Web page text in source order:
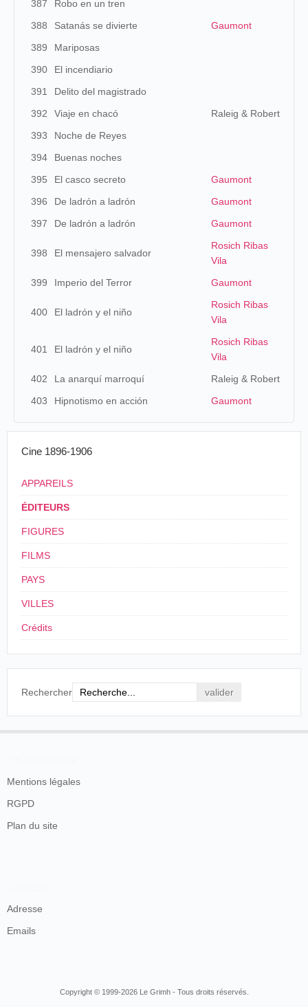
387
Robo en un tren
388
Satanás se divierte
Gaumont
389
Mariposas
390
El incendiario
391
Delito del magistrado
392
Viaje en chacó
Raleig & Robert
393
Noche de Reyes
394
Buenas noches
395
El casco secreto
Gaumont
396
De ladrón a ladrón
Gaumont
397
De ladrón a ladrón Gaumont
398 El mensajero salvador
Rosich Ribas
Vila
399
Imperio del Terror Gaumont
400 El ladrón y el niño
Rosich Ribas
Vila
401 El ladrón y el niño
Rosich Ribas
Vila
402
La anarquí marroquí
Raleig & Robert
403
Hipnotismo en acción Gaumont
Cine 1896-1906
APPAREILS
ÉDITEURS
FIGURES
FILMS
PAYS
VILLES
Crédits
Rechercher
Mentions légales
RGPD
Plan du site
Adresse
Emails
Copyright © 1999-2026 Le Grimh - Tous droits réservés.